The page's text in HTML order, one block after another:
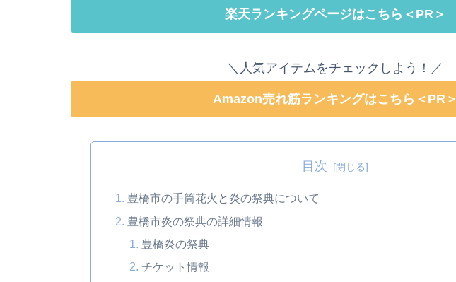
楽天ランキングページはこちら＜PR＞
＼人気アイテムをチェックしよう！／
Amazon売れ筋ランキングはこちら＜PR＞
目次
豊橋市の手筒花火と炎の祭典について
豊橋市炎の祭典の詳細情報
豊橋炎の祭典
チケット情報